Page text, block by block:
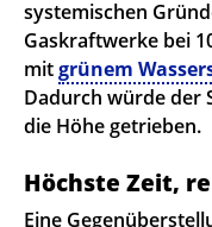
systemischen
Gaskraftwerke bei
mitgrünem
Dadurch würde der
die Höhe getrieben.
Höchste Zeit,
Eine